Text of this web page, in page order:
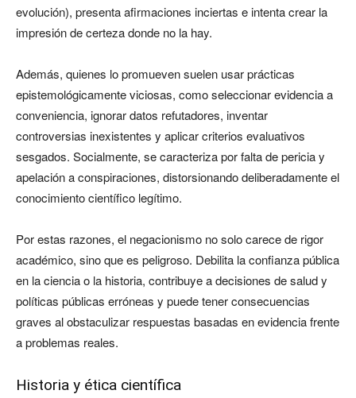
evolución), presenta afirmaciones inciertas e intenta crear la
impresión de certeza donde no la hay.
Además, quienes lo promueven suelen usar prácticas
epistemológicamente viciosas, como seleccionar evidencia a
conveniencia, ignorar datos refutadores, inventar
controversias inexistentes y aplicar criterios evaluativos
sesgados. Socialmente, se caracteriza por falta de pericia y
apelación a conspiraciones, distorsionando deliberadamente el
conocimiento científico legítimo.
Por estas razones, el negacionismo no solo carece de rigor
académico, sino que es peligroso. Debilita la confianza pública
en la ciencia o la historia, contribuye a decisiones de salud y
políticas públicas erróneas y puede tener consecuencias
graves al obstaculizar respuestas basadas en evidencia frente
a problemas reales.
Historia y ética científica